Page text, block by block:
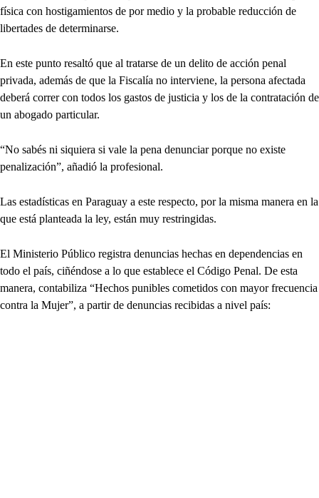
física con hostigamientos de por medio y la probable reducción de
libertades de determinarse.
En este punto resaltó que al tratarse de un delito de acción penal
privada, además de que la Fiscalía no interviene, la persona afectada
deberá correr con todos los gastos de justicia y los de la contratación de
un abogado particular.
“No sabés ni siquiera si vale la pena denunciar porque no existe
penalización”, añadió la profesional.
Las estadísticas en Paraguay a este respecto, por la misma manera en la
que está planteada la ley, están muy restringidas.
El Ministerio Público registra denuncias hechas en dependencias en
todo el país, ciñéndose a lo que establece el Código Penal. De esta
manera, contabiliza “Hechos punibles cometidos con mayor frecuencia
contra la Mujer”, a partir de denuncias recibidas a nivel país: